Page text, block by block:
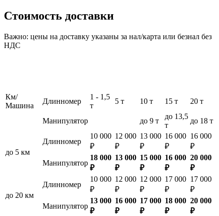
Стоимость доставки
Важно: цены на доставку указаны за нал/карта или безнал без
НДС
Км/
Машина
Длинномер
1 - 1,5
т
5 т 10 т 15 т 20 т
Манипулятор до 9 т
до 13,5
т
до 18 т
до 5 км
Длинномер
10 000
₽
12 000
₽
13 000
₽
16 000
₽
16 000
₽
Манипулятор
18 000
₽
13 000
₽
15 000
₽
16 000
₽
20 000
₽
до 20 км
Длинномер
10 000
₽
12 000
₽
12 000
₽
17 000
₽
17 000
₽
Манипулятор
13 000
₽
16 000
₽
17 000
₽
18 000
₽
20 000
₽